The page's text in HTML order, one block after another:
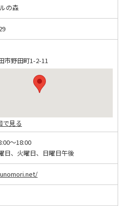
の森
市野田町1-2-11
で見る
～18:00
日、火曜日、日曜日午後